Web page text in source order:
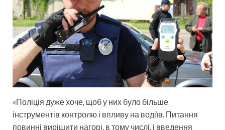
«Поліція дуже хоче, щоб у них було більше
інструментів контролю і впливу на водіїв. Питання
повинні вирішити нагорі, в тому числі, і введення